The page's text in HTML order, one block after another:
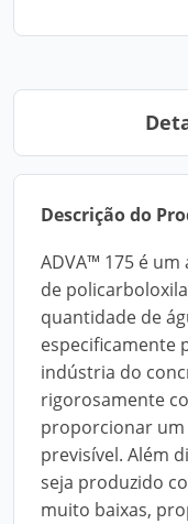
Descrição do
ADVA™ 175 é
de
quantidade de
especificamente
indústria do
rigorosamente
proporcionar
previsível. Além
seja produzido
muito baixas,